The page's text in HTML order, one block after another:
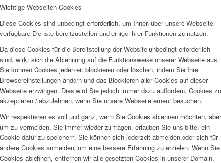
Wichtige Webseiten-Cookies
Diese Cookies sind unbedingt erforderlich, um Ihnen über unsere Webseite
verfügbare Dienste bereitzustellen und einige ihrer Funktionen zu nutzen.
Da diese Cookies für die Bereitstellung der Website unbedingt erforderlich
sind, wirkt sich die Ablehnung auf die Funktionsweise unserer Webseite aus.
Sie können Cookies jederzeit blockieren oder löschen, indem Sie Ihre
Browsereinstellungen ändern und das Blockieren aller Cookies auf dieser
Webseite erzwingen. Dies wird Sie jedoch immer dazu auffordern, Cookies zu
akzeptieren / abzulehnen, wenn Sie unsere Webseite erneut besuchen.
Wir respektieren es voll und ganz, wenn Sie Cookies ablehnen möchten, aber
um zu vermeiden, Sie immer wieder zu fragen, erlauben Sie uns bitte, ein
Cookie dafür zu speichern. Sie können sich jederzeit abmelden oder sich für
andere Cookies anmelden, um eine bessere Erfahrung zu erzielen. Wenn Sie
Cookies ablehnen, entfernen wir alle gesetzten Cookies in unserer Domain.